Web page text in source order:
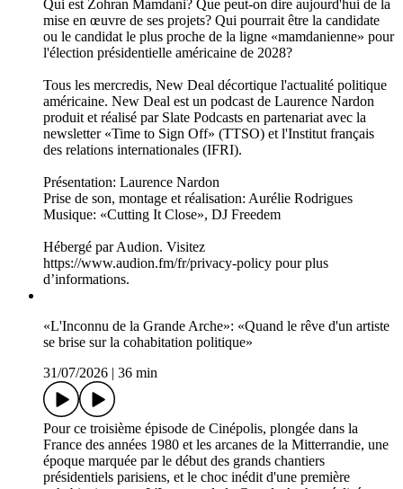
2026 aux Éditions Textuel. Spécialiste des États-Unis, il
enseigne l'histoire américaine et la théorie critique à
l'université Johns-Hopkins (Baltimore, Maryland).
Figure montante de la gauche états-unienne, Zohran Mamdani
est le nouveau maire de New York depuis le 1er janvier 2026.
Il appartient au courant très progressiste du Parti démocrate,
proche des Socialistes démocrates d'Amérique (Democratic
Socialists of America), le parti de Bernie Sanders ou encore
Dans une Amérique marquée par le retour au pouvoir de
Donald Trump et par le rôle toujours plus controversé de la
certains l'espoir d'une résistance progressiste dans l'une des
villes les plus influentes du pays.
ou le candidat le plus proche de la ligne «mamdanienne» pour
l'élection présidentielle américaine de 2028?
Tous les mercredis, New Deal décortique l'actualité politique
américaine. New Deal est un podcast de Laurence Nardon
produit et réalisé par Slate Podcasts en partenariat avec la
newsletter «Time to Sign Off» (TTSO) et l'Institut français
des relations internationales (IFRI).
Présentation: Laurence Nardon